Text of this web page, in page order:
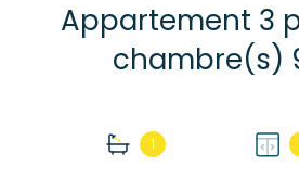
Appartement 3 pièce(s) 2
1